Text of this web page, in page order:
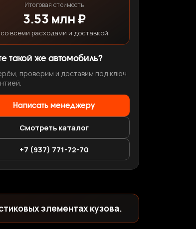
Итоговая стоимость
3.53 млн ₽
со всеми расходами и доставкой
такой же автомобиль?
проверим и доставим под ключ
Написать менеджеру
Смотреть каталог
+7 (937) 771-72-70
элементах кузова.